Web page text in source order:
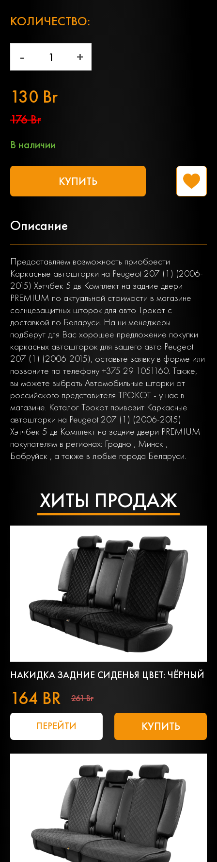
КОЛИЧЕСТВО:
- +
130 Br
176 Br
В наличии
КУПИТЬ
Описание
Предоставляем возможность приобрести
Каркасные автошторки на Peugeot 207 (1) (2006-
2015) Хэтчбек 5 дв Комплект на задние двери
PREMIUM по актуальной стоимости в магазине
солнцезащитных шторок для авто Трокот с
доставкой по Беларуси. Наши менеджеры
подберут для Вас хорошее предложение покупки
каркасных автошторок для вашего авто Peugeot
207 (1) (2006-2015), оставьте заявку в форме или
позвоните по телефону +375 29 1051160. Также,
вы можете выбрать Автомобильные шторки от
российского представителя ТРОКОТ - у нас в
магазине. Каталог Трокот привозит Каркасные
автошторки на Peugeot 207 (1) (2006-2015)
Хэтчбек 5 дв Комплект на задние двери PREMIUM
покупателям в регионах: Гродно , Минск ,
Бобруйск , а также в любые города Беларуси.
ХИТЫ ПРОДАЖ
НАКИДКА ЗАДНИЕ СИДЕНЬЯ ЦВЕТ: ЧЁРНЫЙ
164 BR 261 Br
ПЕРЕЙТИ КУПИТЬ